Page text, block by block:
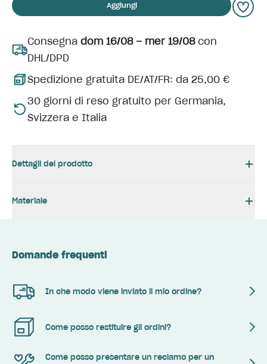
Aggiungi
Consegna dom 16/08 – mer 19/08con
DHL/DPD
Spedizione gratuita DE/AT/FR: da 25,00 €
30 giorni di reso gratuito per Germania,
Svizzera e Italia
Dettagli del prodotto
Materiale
Domande frequenti
In che modo viene inviato il mio ordine?
Come posso restituire gli ordini?
Come posso presentare un reclamo per un